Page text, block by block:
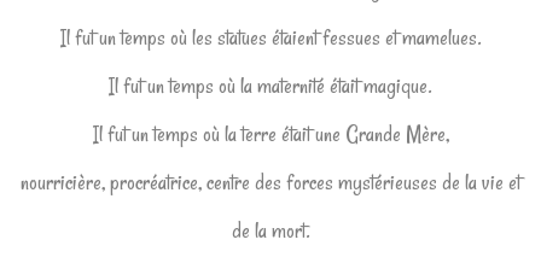
Il fut un temps où les statues étaient fessues et mamelues.
Il fut un temps où la maternité était magique.
Il fut un temps où la terre était une Grande Mère,
nourricière, procréatrice, centre des forces mystérieuses de la vie et
de la mort.